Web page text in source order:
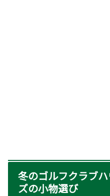
冬のゴルフクラブ
ズの小物選び